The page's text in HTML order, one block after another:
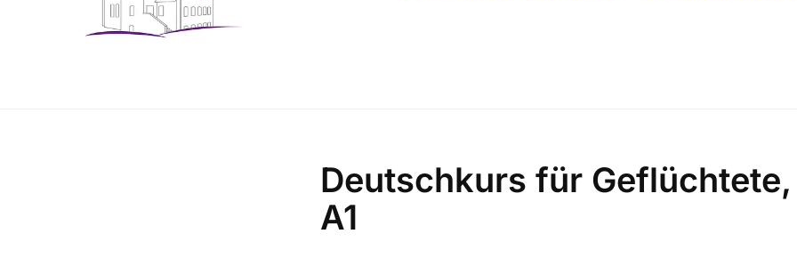
Deutschkurs für
A1